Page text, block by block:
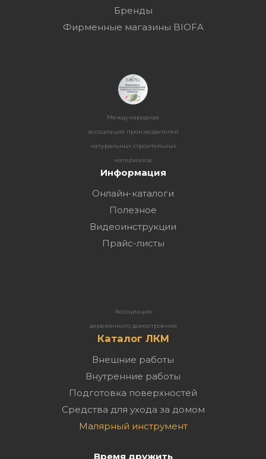
Бренды
Фирменные магазины BIOFA
Международная
ассоциация производителей
натуральных строительных
материалов
Информация
Онлайн-каталоги
Полезное
Видеоинструкции
Прайс-листы
Ассоциация
деревянного домостроения
Каталог ЛКМ
Внешние работы
Внутренние работы
Подготовка поверхностей
Средства для ухода за домом
Малярный инструмент
Время дружить